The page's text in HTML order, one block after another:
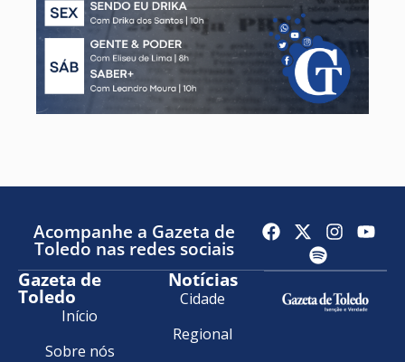
Acompanhe a Gazeta de
Toledo nas redes sociais
Gazeta de
Toledo
Início
Sobre nós
Notícias
Cidade
Regional